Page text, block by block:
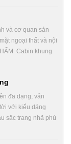
và cơ quan sản
ngoại thất và nội
Cabin khung
đa dạng, văn
với kiểu dáng
săc trang nhã phù